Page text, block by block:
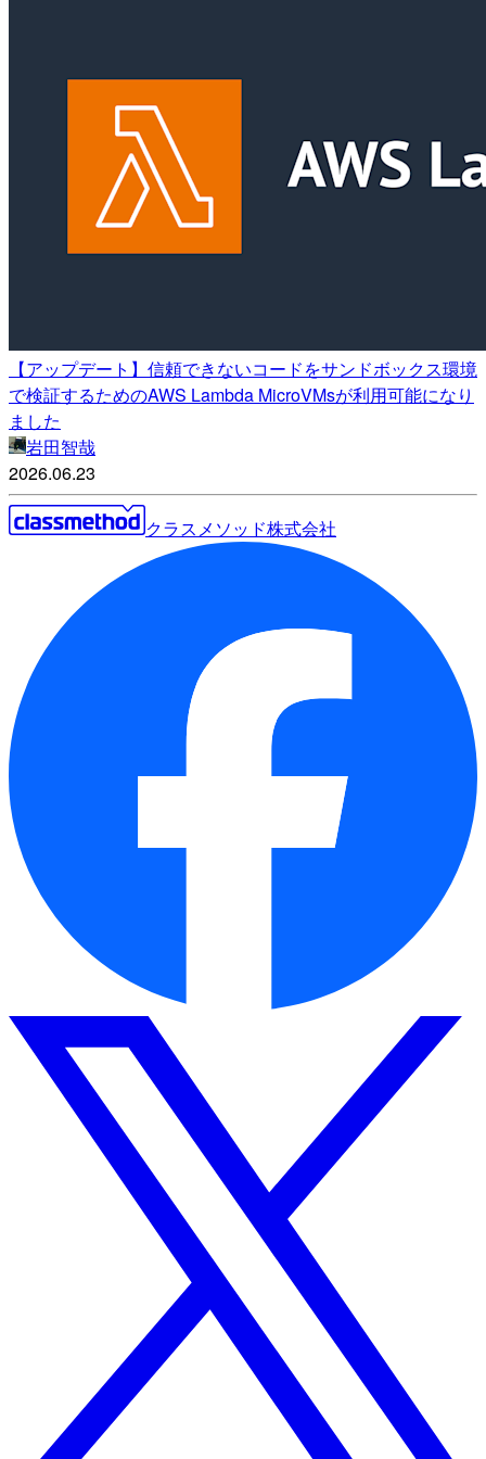
【アップデート】信頼できないコードをサンドボックス環境
で検証するためのAWS Lambda MicroVMsが利用可能になり
ました
岩田智哉
2026.06.23
クラスメソッド株式会社